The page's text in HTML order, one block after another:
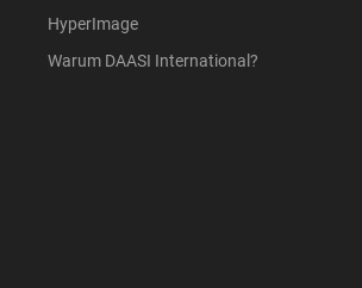
HyperImage
Warum DAASI International?